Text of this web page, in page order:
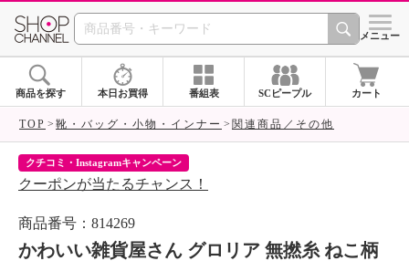
SHOP CHANNEL シメニュー
商品を探す 本日お買得 番組表 SCピープル カート
TOP 靴・バッグ・小物・インナー 関連商品／その他
クチコミ・Instagramキャンペーン
クーポンが当たるチャンス！
商品番号：814269
かわいい雑貨屋さん グロリア 無撚糸 ねこ柄